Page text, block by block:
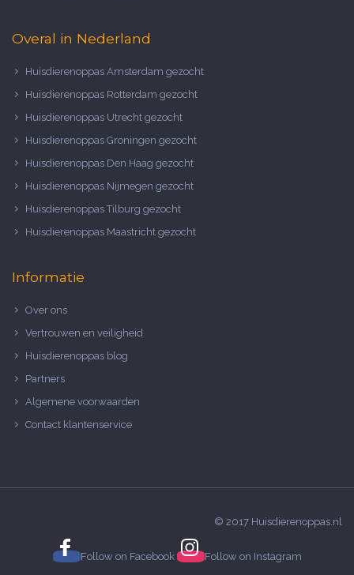
Overal in Nederland
Huisdierenoppas Amsterdam gezocht
Huisdierenoppas Rotterdam gezocht
Huisdierenoppas Utrecht gezocht
Huisdierenoppas Groningen gezocht
Huisdierenoppas Den Haag gezocht
Huisdierenoppas Nijmegen gezocht
Huisdierenoppas Tilburg gezocht
Huisdierenoppas Maastricht gezocht
Informatie
Over ons
Vertrouwen en veiligheid
Huisdierenoppas blog
Partners
Algemene voorwaarden
Contact klantenservice
© 2017 Huisdierenoppas.nl
Follow on Facebook Follow on Instagram